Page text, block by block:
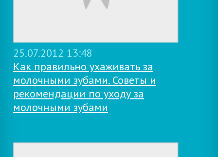
25.07.2012 13:48
Как правильно ухаживать за
молочными зубами. Советы и
рекомендации по уходу за
молочными зубами